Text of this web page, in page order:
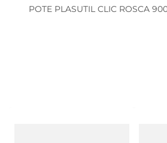
POTE PLASUTIL CLIC ROSCA